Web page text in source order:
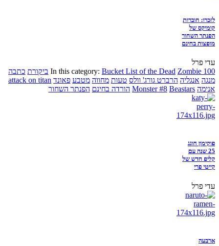
לזכרו: חוברות
קומיקס של
הפנתר השחור
מופצות בחינם
עדי פרל
In this category: Bucket List of the Dead Zombie 100 ביקורת כתבה
מנגה אנגליה הרברט גורג' וולס טעות מחווה מטבע פאונד attack on titan
אנימה
Monster #8 Beastars הורדה בחינם הפנתר השחור
פוקימון חוגג
25 שנה עם
קליפ חדש של
קייטי פרי
עדי פרל
ארבעה